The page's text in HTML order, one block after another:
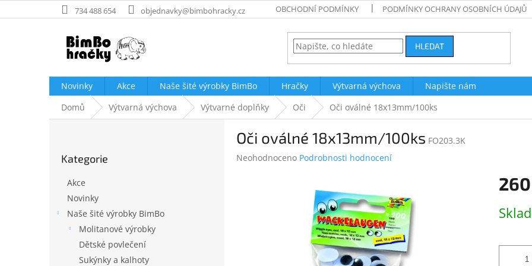
na
734 488 654 objednavky@bimbohracky.cz OBCHODNÍ PODMÍNKY PODMÍNKY OCHRANY OSOBNÍCH ÚDAJŮ
HLEDAT
Novinky Akce Naše šité výrobky BimBo Hračky Výtvarná výchova
Napište nám
Domů
Výtvarná výchova Výtvarné doplňky Oči Oči oválné 18x13mm/100ks
kategorie
Kategorie
Akce
Novinky
Naše šité výrobky BimBo
Molitanové výrobky
Dětské povlečení
Sukýnky a kalhoty
Oči oválné 18x13mm/100ks FO203.3K
Průměrné
Neohodnoceno Podrobnosti hodnocení
cena: